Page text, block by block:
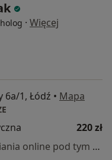
· Więcej
6a/1, Łódź • Mapa
220 zł
Specjalista nie oferuje umawiania online pod tym adresem.